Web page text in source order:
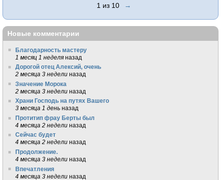
1 из 10 →
Новые комментарии
Благодарность мастеру
1 месяц 1 неделя назад
Дорогой отец Алексий, очень
2 месяца 3 недели назад
Значение Морока
2 месяца 3 недели назад
Храни Господь на путях Вашего
3 месяца 1 день назад
Протитип фрау Берты был
4 месяца 2 недели назад
Сейчас будет
4 месяца 2 недели назад
Продолжение.
4 месяца 3 недели назад
Впечатления
4 месяца 3 недели назад